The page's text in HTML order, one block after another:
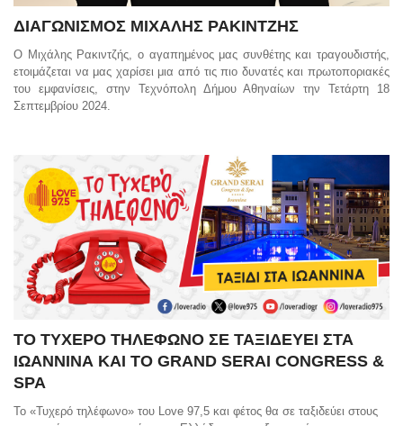
ΔΙΑΓΩΝΙΣΜΟΣ ΜΙΧΑΛΗΣ ΡΑΚΙΝΤΖΗΣ
O Μιχάλης Ρακιντζής, o αγαπημένος μας συνθέτης και τραγουδιστής,
ετοιμάζεται να μας χαρίσει μια από τις πιο δυνατές και πρωτοποριακές
του εμφανίσεις, στην Τεχνόπολη Δήμου Αθηναίων την Τετάρτη 18
Σεπτεμβρίου 2024.
ΤΟ ΤΥΧΕΡΟ ΤΗΛΕΦΩΝΟ ΣΕ ΤΑΞΙΔΕΥΕΙ ΣΤΑ
ΙΩΑΝΝΙΝΑ ΚΑΙ ΤΟ GRAND SERAI CONGRESS &
SPA
Το «Τυχερό τηλέφωνο» του Love 97,5 και φέτος θα σε ταξιδεύει στους